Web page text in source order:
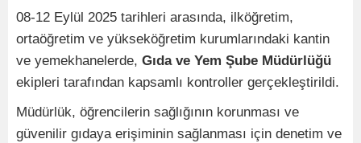
08-12 Eylül 2025 tarihleri arasında, ilköğretim,
ortaöğretim ve yükseköğretim kurumlarındaki kantin
ve yemekhanelerde, Gıda ve Yem Şube Müdürlüğü
ekipleri tarafından kapsamlı kontroller gerçekleştirildi.
Müdürlük, öğrencilerin sağlığının korunması ve
güvenilir gıdaya erişiminin sağlanması için denetim ve